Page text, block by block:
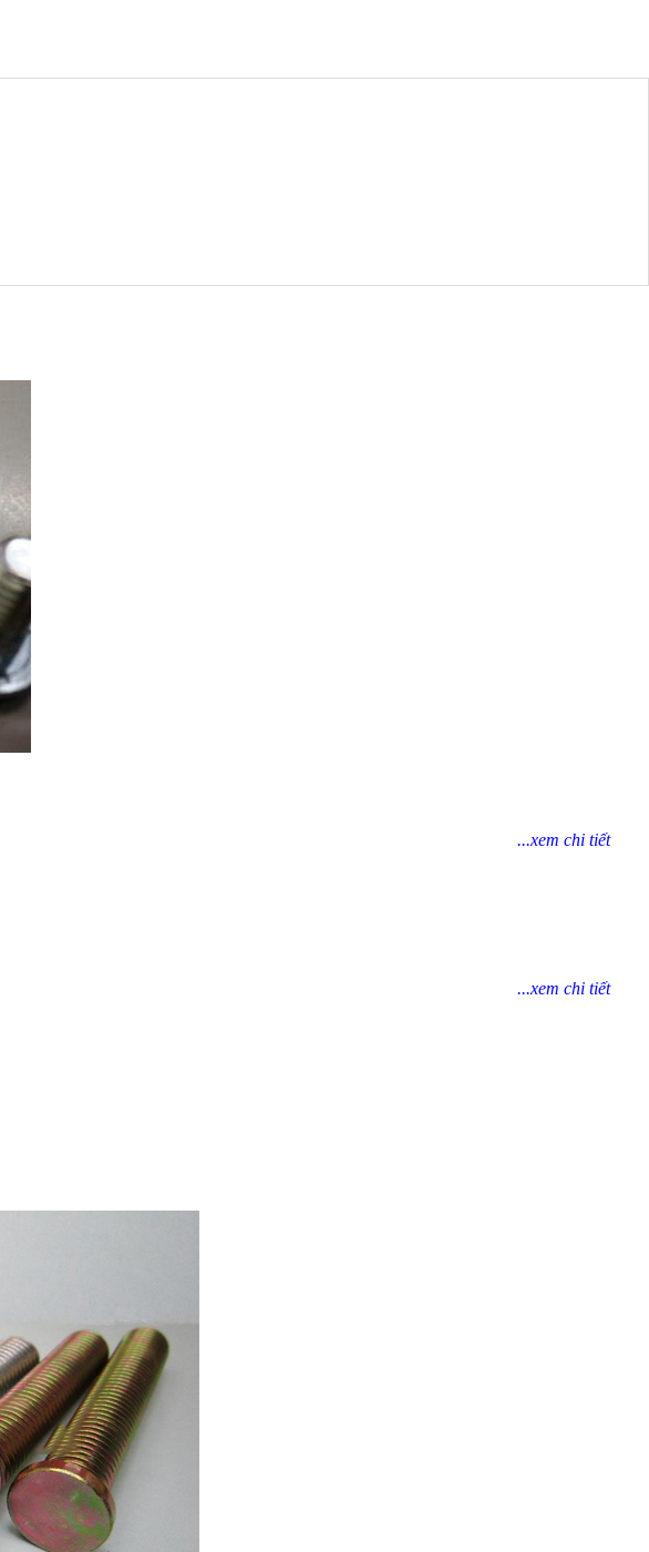
...xem chi tiết
...xem chi tiết